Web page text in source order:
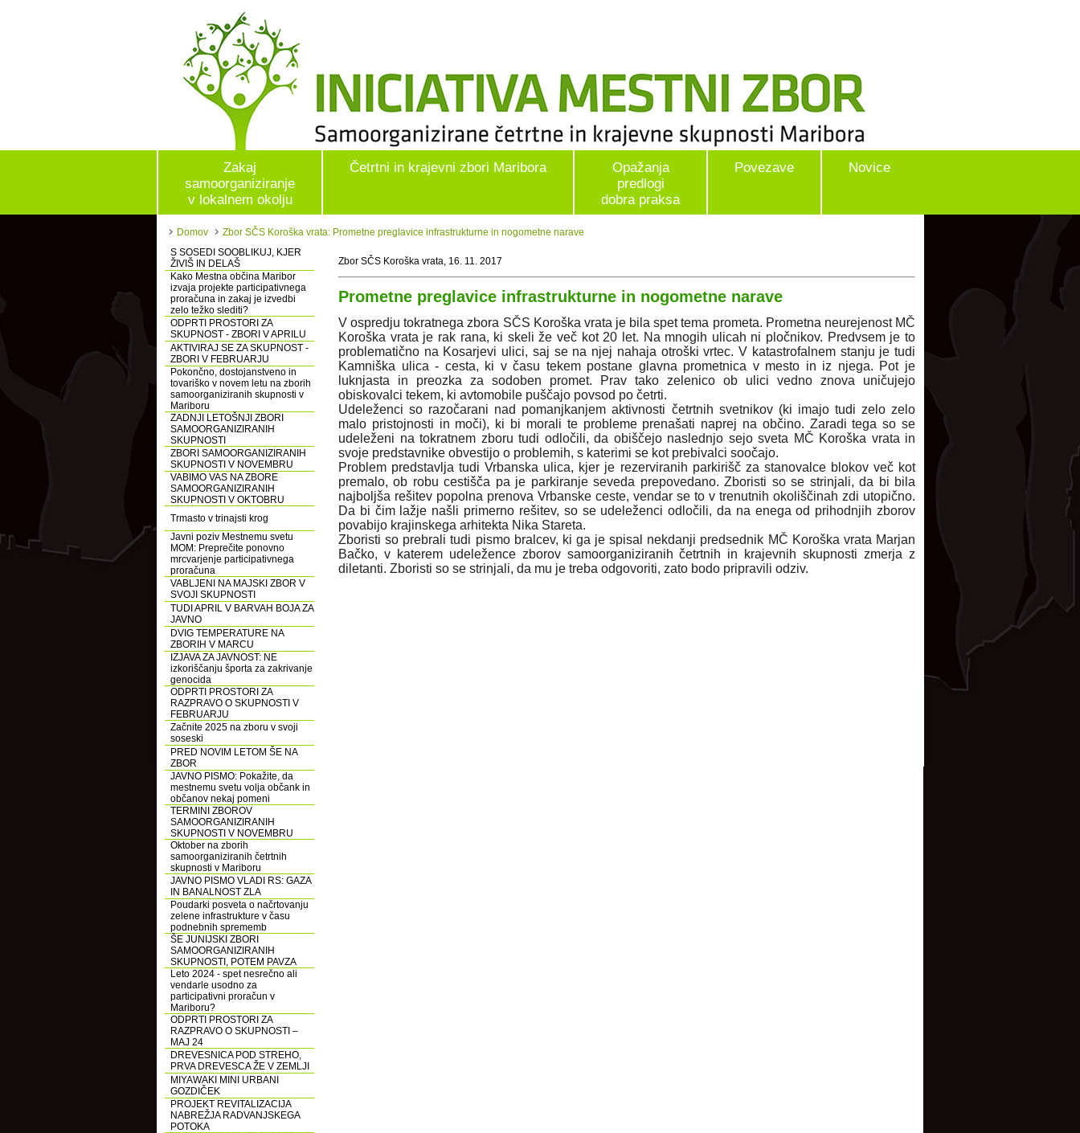
Zakaj
samoorganiziranje
v lokalnem okolju
Četrtni in krajevni zbori Maribora
Opažanja
predlogi
dobra praksa
Povezave Novice
Domov
Zbor SČS Koroška vrata: Prometne preglavice infrastrukturne in nogometne narave
S SOSEDI SOOBLIKUJ, KJER
ŽIVIŠ IN DELAŠ
Kako Mestna občina Maribor
izvaja projekte participativnega
proračuna in zakaj je izvedbi
zelo težko slediti?
ODPRTI PROSTORI ZA
SKUPNOST - ZBORI V APRILU
AKTIVIRAJ SE ZA SKUPNOST -
ZBORI V FEBRUARJU
Pokončno, dostojanstveno in
tovariško v novem letu na zborih
samoorganiziranih skupnosti v
Mariboru
ZADNJI LETOŠNJI ZBORI
SAMOORGANIZIRANIH
SKUPNOSTI
ZBORI SAMOORGANIZIRANIH
SKUPNOSTI V NOVEMBRU
VABIMO VAS NA ZBORE
SAMOORGANIZIRANIH
SKUPNOSTI V OKTOBRU
Trmasto v trinajsti krog
Javni poziv Mestnemu svetu
MOM: Preprečite ponovno
mrcvarjenje participativnega
proračuna
VABLJENI NA MAJSKI ZBOR V
SVOJI SKUPNOSTI
TUDI APRIL V BARVAH BOJA ZA
JAVNO
DVIG TEMPERATURE NA
ZBORIH V MARCU
IZJAVA ZA JAVNOST: NE
izkoriščanju športa za zakrivanje
genocida
ODPRTI PROSTORI ZA
RAZPRAVO O SKUPNOSTI V
FEBRUARJU
Začnite 2025 na zboru v svoji
soseski
PRED NOVIM LETOM ŠE NA
ZBOR
JAVNO PISMO: Pokažite, da
mestnemu svetu volja občank in
občanov nekaj pomeni
TERMINI ZBOROV
SAMOORGANIZIRANIH
SKUPNOSTI V NOVEMBRU
Oktober na zborih
samoorganiziranih četrtnih
skupnosti v Mariboru
JAVNO PISMO VLADI RS: GAZA
IN BANALNOST ZLA
Poudarki posveta o načrtovanju
zelene infrastrukture v času
podnebnih sprememb
ŠE JUNIJSKI ZBORI
SAMOORGANIZIRANIH
SKUPNOSTI, POTEM PAVZA
Leto 2024 - spet nesrečno ali
vendarle usodno za
participativni proračun v
Mariboru?
ODPRTI PROSTORI ZA
RAZPRAVO O SKUPNOSTI –
MAJ 24
DREVESNICA POD STREHO,
PRVA DREVESCA ŽE V ZEMLJI
MIYAWAKI MINI URBANI
GOZDIČEK
PROJEKT REVITALIZACIJA
NABREŽJA RADVANJSKEGA
POTOKA
Zbor SČS Koroška vrata, 16. 11. 2017
Prometne preglavice infrastrukturne in nogometne narave
V ospredju tokratnega zbora SČS Koroška vrata je bila spet tema prometa. Prometna neurejenost MČ
Koroška vrata je rak rana, ki skeli že več kot 20 let. Na mnogih ulicah ni pločnikov. Predvsem je to
problematično na Kosarjevi ulici, saj se na njej nahaja otroški vrtec. V katastrofalnem stanju je tudi
Kamniška ulica - cesta, ki v času tekem postane glavna prometnica v mesto in iz njega. Pot je
luknjasta in preozka za sodoben promet. Prav tako zelenico ob ulici vedno znova uničujejo
obiskovalci tekem, ki avtomobile puščajo povsod po četrti.
Udeleženci so razočarani nad pomanjkanjem aktivnosti četrtnih svetnikov (ki imajo tudi zelo zelo
malo pristojnosti in moči), ki bi morali te probleme prenašati naprej na občino. Zaradi tega so se
udeleženi na tokratnem zboru tudi odločili, da obiščejo naslednjo sejo sveta MČ Koroška vrata in
svoje predstavnike obvestijo o problemih, s katerimi se kot prebivalci soočajo.
Problem predstavlja tudi Vrbanska ulica, kjer je rezerviranih parkirišč za stanovalce blokov več kot
premalo,ob robu cestišča pa je parkiranje seveda prepovedano. Zboristi so se strinjali, da bi bila
najboljša rešitev popolna prenova Vrbanske ceste, vendar se to v trenutnih okoliščinah zdi utopično.
Da bi čim lažje našli primerno rešitev, so se udeleženci odločili, da na enega od prihodnjih zborov
povabijo krajinskega arhitekta Nika Stareta.
Zboristi so prebrali tudi pismo bralcev, ki ga je spisal nekdanji predsednik MČ Koroška vrata Marjan
Bačko, v katerem udeležence zborov samoorganiziranih četrtnih in krajevnih skupnosti zmerja z
diletanti. Zboristi so se strinjali, da mu je treba odgovoriti, zato bodo pripravili odziv.